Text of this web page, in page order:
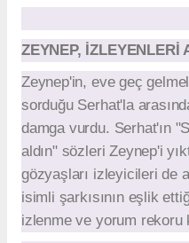
ZEYNEP, İZLEYENLERİ
Zeynep'in, eve geç
sorduğu Serhat'la
damga vurdu. Serhat'ın
aldın" sözleri Zeynep'i
gözyaşları izleyicileri de
isimli şarkısının eşlik
izlenme ve yorum rekoru